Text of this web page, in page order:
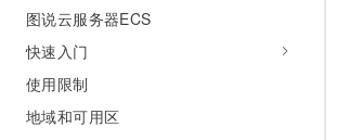
图说云服务器ECS
快速入门
使用限制
地域和可用区
计算
容器
互联网应用开发
大数据